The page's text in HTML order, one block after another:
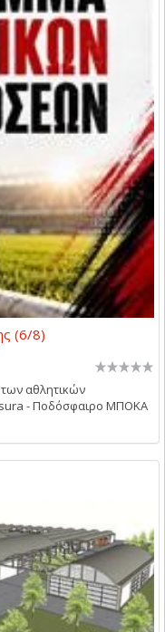
(6/8)
αθλητικών
- Ποδόσφαιρο ΜΠΟΚΑ